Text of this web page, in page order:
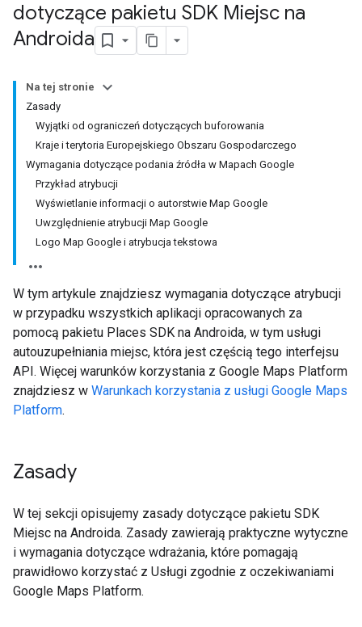
dotyczące pakietu SDK Miejsc na
Androida
Na tej stronie
Zasady
Wyjątki od ograniczeń dotyczących buforowania
Kraje i terytoria Europejskiego Obszaru Gospodarczego
Wymagania dotyczące podania źródła w Mapach Google
Przykład atrybucji
Wyświetlanie informacji o autorstwie Map Google
Uwzględnienie atrybucji Map Google
Logo Map Google i atrybucja tekstowa
W tym artykule znajdziesz wymagania dotyczące atrybucji
w przypadku wszystkich aplikacji opracowanych za
pomocą pakietu Places SDK na Androida, w tym usługi
autouzupełniania miejsc, która jest częścią tego interfejsu
API. Więcej warunków korzystania z Google Maps Platform
znajdziesz w Warunkach korzystania z usługi Google Maps
Platform.
Zasady
W tej sekcji opisujemy zasady dotyczące pakietu SDK
Miejsc na Androida. Zasady zawierają praktyczne wytyczne
i wymagania dotyczące wdrażania, które pomagają
prawidłowo korzystać z Usługi zgodnie z oczekiwaniami
Google Maps Platform.